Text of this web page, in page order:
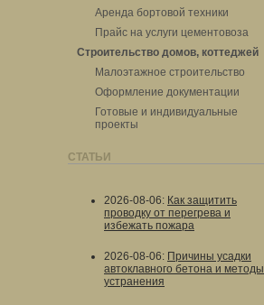
Аренда бортовой техники
Прайс на услуги цементовоза
Строительство домов, коттеджей
Малоэтажное строительство
Оформление документации
Готовые и индивидуальные
проекты
СТАТЬИ
2026-08-06: Как защитить
проводку от перегрева и
избежать пожара
2026-08-06: Причины усадки
автоклавного бетона и методы
устранения